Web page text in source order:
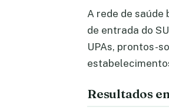
A rede de saúde
de entrada do
UPAs, prontos-
Resultados